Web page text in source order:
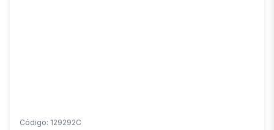
Código: 129292C